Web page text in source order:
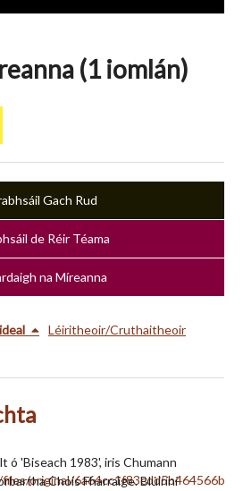
(1 iomlán)
Gach Rud
de Réir Téama
na Míreanna
Léiritheoir/Cruthaitheoir
ó 'Biseach 1983', iris Chumann
Chois Fharraige. Blúiríní